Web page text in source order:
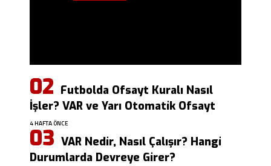
Futbolda Ofsayt Kuralı Nasıl
İşler? VAR ve Yarı Otomatik Ofsayt
4 HAFTA ÖNCE
VAR Nedir, Nasıl Çalışır? Hangi
Durumlarda Devreye Girer?